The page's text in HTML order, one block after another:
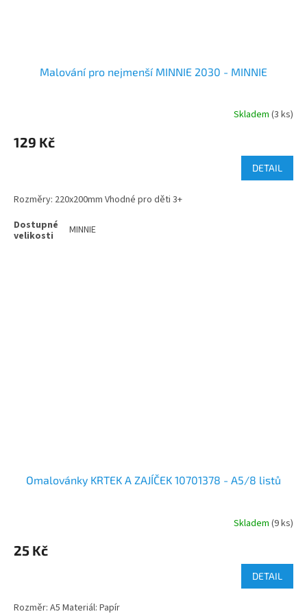
Malování pro nejmenší MINNIE 2030 - MINNIE
Skladem (3 ks)
129 Kč
DETAIL
Rozměry: 220x200mm Vhodné pro děti 3+
MINNIE
Omalovánky KRTEK A ZAJÍČEK 10701378 - A5/8 listů
Skladem (9 ks)
25 Kč
DETAIL
Rozměr: A5 Materiál: Papír